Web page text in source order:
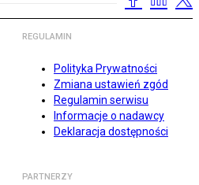
REGULAMIN
Polityka Prywatności
Zmiana ustawień zgód
Regulamin serwisu
Informacje o nadawcy
Deklaracja dostępności
PARTNERZY